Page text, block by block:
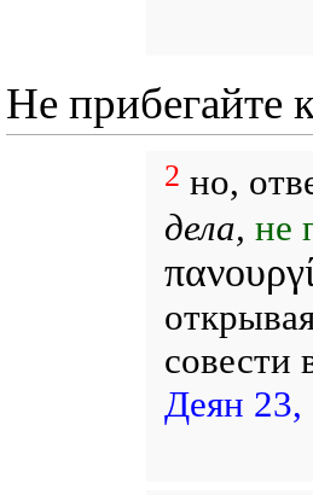
Не прибегайте
2 но,
дела, не
совести
Деян 23,